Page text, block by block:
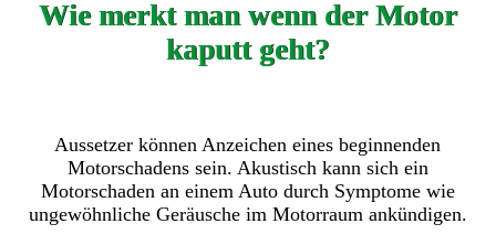
Wie merkt man wenn der Motor
kaputt geht?
Aussetzer können Anzeichen eines beginnenden
Motorschadens sein. Akustisch kann sich ein
Motorschaden an einem Auto durch Symptome wie
ungewöhnliche Geräusche im Motorraum ankündigen.